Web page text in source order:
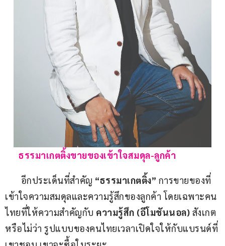
ธรรมาเกตติ้งขายของเข้าใจสมดุล-ลูกค้า
อีกประเด็นที่สำคัญ “ธรรมาเกตติ้ง” การขายของที่
เข้าใจความสมดุลและความรู้สึกของลูกค้า โดยเฉพาะคน
ไทยที่ให้ความสำคัญกับ ความรู้สึก (อีโมชันนอล) สังเกต
หรือไม่ว่า รูปแบบของคนไทยเวลาเปิดใจให้กับแบรนด์ที่